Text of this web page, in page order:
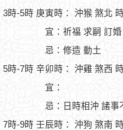
3時-5時 庚寅時： 沖猴 煞北
宜：祈福 求嗣 訂
忌：修造 動土
5時-7時 辛卯時： 沖雞 煞西
宜：
忌：日時相沖 諸事
7時-9時 壬辰時： 沖狗 煞南